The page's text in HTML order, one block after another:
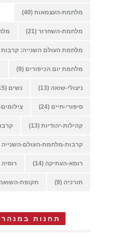
מלחמת-העצמאות (40)
מלחמת-השחרור (21)
מלחמת העולם השנייה: קרבות
מלחמת יום הכיפורים (9)
ניצולי-שואה (13) נשים (15)
סיפורי-חיים (24)
קהילות-יהודיות (13)
קרבות-מלחמת-העולם-השנייה
רומא-העתיקה (14) רוסיה
תורכיה (9) תקופת-השואה
תחנות